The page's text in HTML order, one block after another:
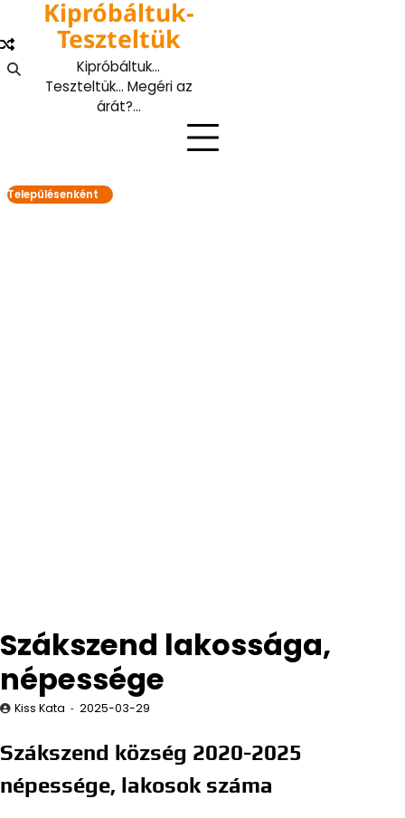
content
Kipróbáltuk-
Teszteltük
Kipróbáltuk…
Teszteltük… Megéri az
árát?…
Településenként
Szákszend lakossága,
népessége
Kiss Kata 2025-03-29
Szákszend község 2020-2025
népessége, lakosok száma